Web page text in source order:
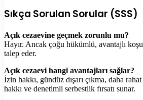
Sıkça Sorulan Sorular (SSS)
Açık cezaevine geçmek zorunlu mu?
Hayır. Ancak çoğu hükümlü, avantajlı
talep eder.
Açık cezaevi hangi avantajları sağlar?
İzin hakkı, gündüz dışarı çıkma, daha
hakkı ve denetimli serbestlik fırsatı sunar.